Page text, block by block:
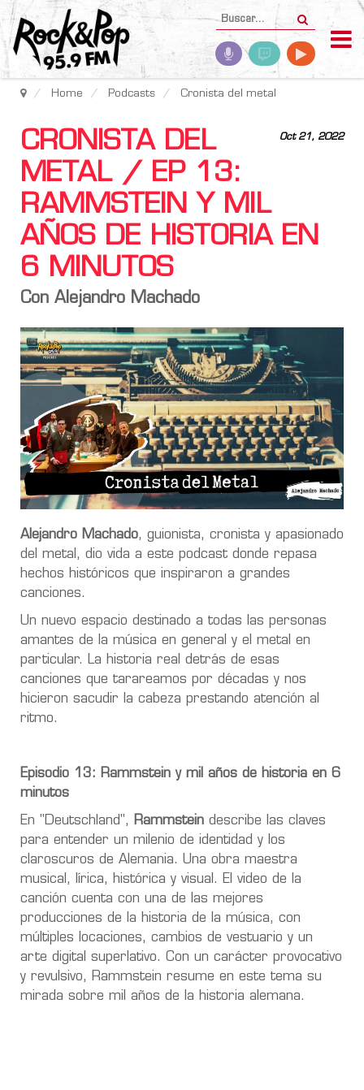
Home Podcasts Cronista del metal
Oct 21, 2022
CRONISTA DEL
METAL / EP 13:
RAMMSTEIN Y MIL
AÑOS DE HISTORIA EN
6 MINUTOS
Con Alejandro Machado
Alejandro Machado, guionista, cronista y apasionado
del metal, dio vida a este podcast donde repasa
hechos históricos que inspiraron a grandes
canciones.
Un nuevo espacio destinado a todas las personas
amantes de la música en general y el metal en
particular. La historia real detrás de esas
canciones que tarareamos por décadas y nos
hicieron sacudir la cabeza prestando atención al
ritmo.
Episodio 13: Rammstein y mil años de historia en 6
minutos
En "Deutschland", Rammstein describe las claves
para entender un milenio de identidad y los
claroscuros de Alemania. Una obra maestra
musical, lírica, histórica y visual. El video de la
canción cuenta con una de las mejores
producciones de la historia de la música, con
múltiples locaciones, cambios de vestuario y un
arte digital superlativo. Con un carácter provocativo
y revulsivo, Rammstein resume en este tema su
mirada sobre mil años de la historia alemana.